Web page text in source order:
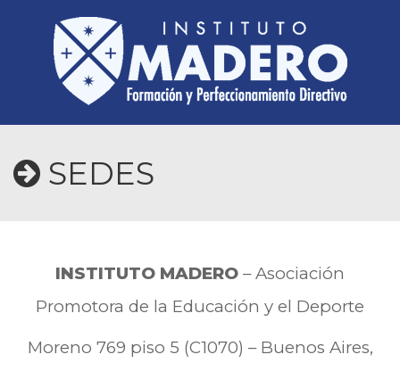
SEDES
INSTITUTO MADERO – Asociación
Promotora de la Educación y el Deporte
Moreno 769 piso 5 (C1070) – Buenos Aires,